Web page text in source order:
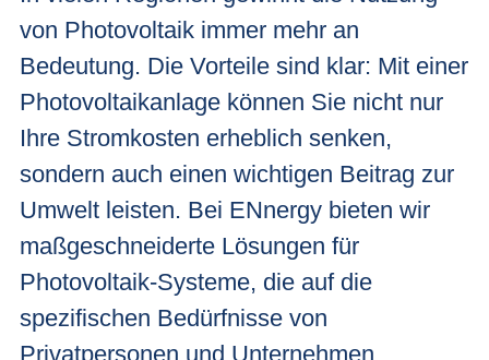
von Photovoltaik immer mehr an
Bedeutung. Die Vorteile sind klar: Mit einer
Photovoltaikanlage können Sie nicht nur
Ihre Stromkosten erheblich senken,
sondern auch einen wichtigen Beitrag zur
Umwelt leisten. Bei ENnergy bieten wir
maßgeschneiderte Lösungen für
Photovoltaik-Systeme, die auf die
spezifischen Bedürfnisse von
Privatpersonen und Unternehmen